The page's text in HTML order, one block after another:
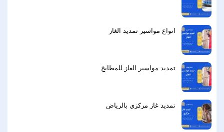
انواع مواسير تمديد الغاز
تمديد مواسير الغاز للمطابخ
تمديد غاز مركزي بالرياض